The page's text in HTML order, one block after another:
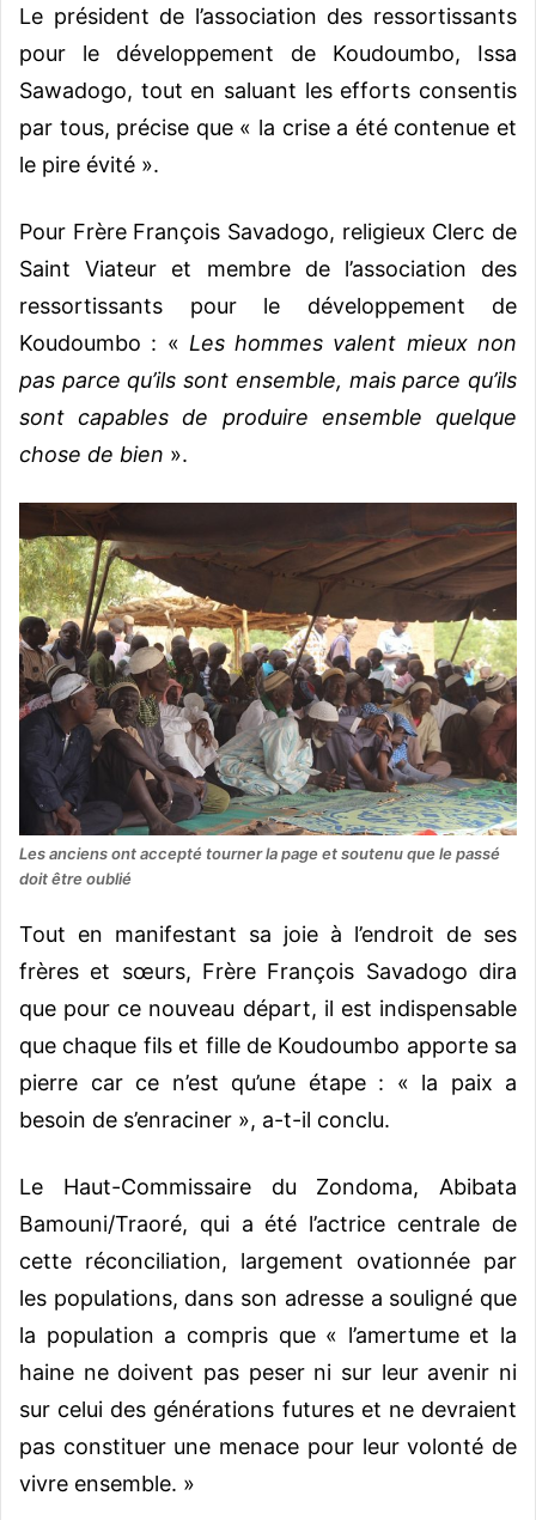
Le président de l’association des ressortissants
pour le développement de Koudoumbo, Issa
Sawadogo, tout en saluant les efforts consentis
par tous, précise que « la crise a été contenue et
le pire évité ».
Pour Frère François Savadogo, religieux Clerc de
Saint Viateur et membre de l’association des
ressortissants pour le développement de
Koudoumbo : « Les hommes valent mieux non
pas parce qu’ils sont ensemble, mais parce qu’ils
sont capables de produire ensemble quelque
chose de bien ».
Les anciens ont accepté tourner la page et soutenu que le passé
doit être oublié
Tout en manifestant sa joie à l’endroit de ses
frères et sœurs, Frère François Savadogo dira
que pour ce nouveau départ, il est indispensable
que chaque fils et fille de Koudoumbo apporte sa
pierre car ce n’est qu’une étape : « la paix a
besoin de s’enraciner », a-t-il conclu.
Le Haut-Commissaire du Zondoma, Abibata
Bamouni/Traoré, qui a été l’actrice centrale de
cette réconciliation, largement ovationnée par
les populations, dans son adresse a souligné que
la population a compris que « l’amertume et la
haine ne doivent pas peser ni sur leur avenir ni
sur celui des générations futures et ne devraient
pas constituer une menace pour leur volonté de
vivre ensemble. »